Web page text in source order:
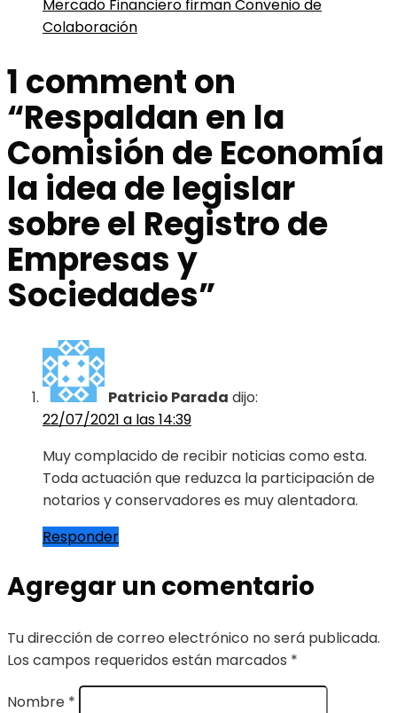
Mercado Financiero firman Convenio de
Colaboración
1 comment on
“Respaldan en la
Comisión de Economía
la idea de legislar
sobre el Registro de
Empresas y
Sociedades”
Patricio Parada dijo:
22/07/2021 a las 14:39
Muy complacido de recibir noticias como esta.
Toda actuación que reduzca la participación de
notarios y conservadores es muy alentadora.
Responder
Agregar un comentario
Tu dirección de correo electrónico no será publicada.
Los campos requeridos están marcados *
Nombre *